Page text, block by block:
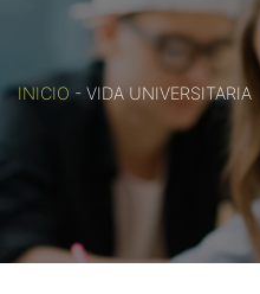
INICIO - VIDA UNIVERSITARIA